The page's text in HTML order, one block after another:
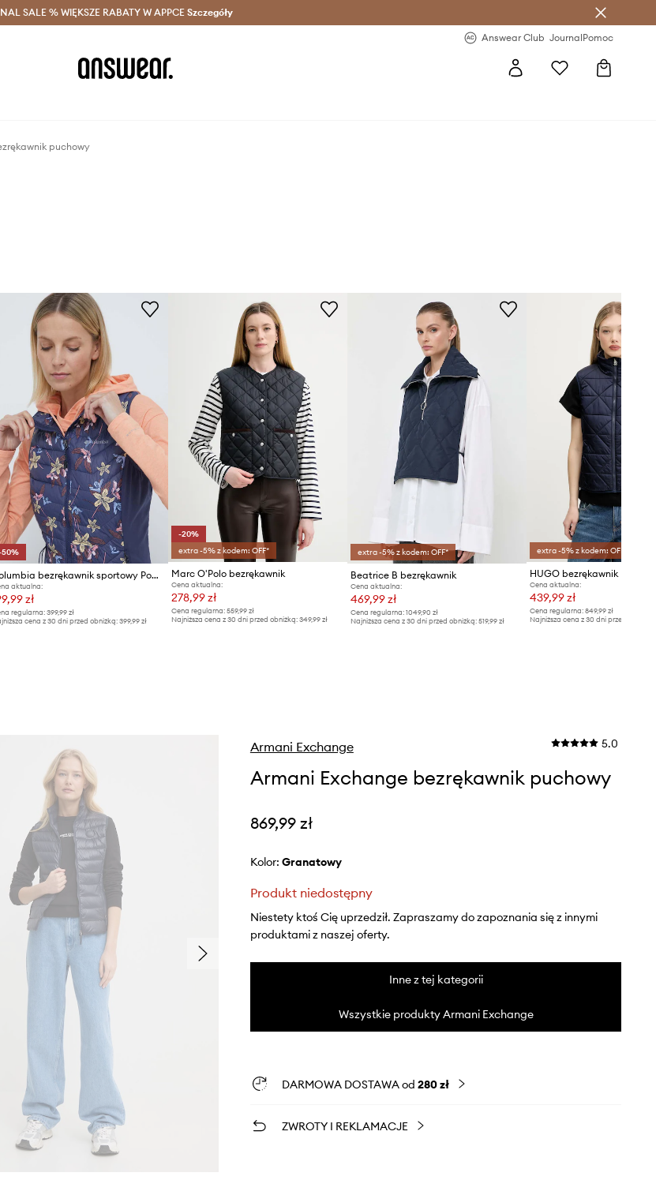
Answear Club > Dostawa nawet w 24h >
SALE % WIĘKSZE RABATY W APPCESzczegóły
Answear Club JournalPomoc
puchowy
50%
Columbia bezrękawnik sportowy Powder Pass
aktualna:
zł
regularna: 399,99 zł
cena z 30 dni przed obniżką: 399,99 zł
-20%
extra -5% z kodem: OFF*
Marc O'Polo bezrękawnik
Cena aktualna:
278,99 zł
Cena regularna: 559,99 zł
Najniższa cena z 30 dni przed obniżką: 349,99 zł
extra -5% z kodem: OFF*
Beatrice B bezrękawnik
Cena aktualna:
469,99 zł
Cena regularna:1049,90 zł
Najniższa cena z 30 dni przed obniżką:519,99 zł
extra -5% z kodem: OFF*
HUGO bezrękawnik
Cena aktualna:
439,99 zł
Cena regularna: 849,99 zł
Najniższa cena z 30 dni przed obniżką:
Armani Exchange 5.0
Armani Exchange bezrękawnik puchowy
869,99 zł
Kolor: granatowy
Produkt niedostępny
Niestety ktoś Cię uprzedził. Zapraszamy do zapoznania się z innymi
produktami z naszej oferty.
Inne z tej kategorii
Wszystkie produkty Armani Exchange
DARMOWA DOSTAWA od 280 zł
ZWROTY I REKLAMACJE